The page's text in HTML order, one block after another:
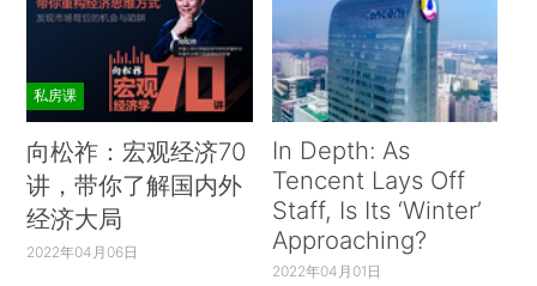
私房课
向松祚：宏观经济70
讲，带你了解国内外
经济大局
2022年04月06日
In Depth: As
Tencent Lays Off
Staff, Is Its ‘Winter’
Approaching?
2022年04月01日